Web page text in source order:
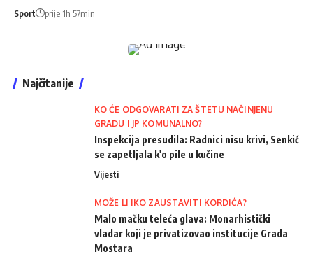
Sport prije 1h 57min
Najčitanije
KO ĆE ODGOVARATI ZA ŠTETU NAČINJENU
GRADU I JP KOMUNALNO?
Inspekcija presudila: Radnici nisu krivi, Senkić
se zapetljala k'o pile u kučine
Vijesti
MOŽE LI IKO ZAUSTAVITI KORDIĆA?
Malo mačku teleća glava: Monarhistički
vladar koji je privatizovao institucije Grada
Mostara